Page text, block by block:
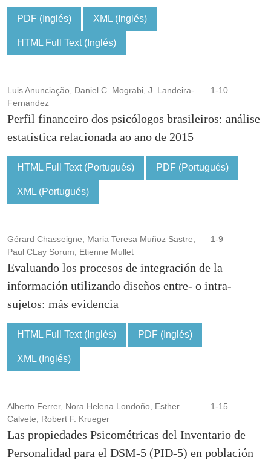
PDF (Inglés) XML (Inglés)
HTML Full Text (Inglés)
Luis Anunciação, Daniel C. Mograbi, J. Landeira-
Fernandez
1-10
Perfil financeiro dos psicólogos brasileiros: análise
estatística relacionada ao ano de 2015
HTML Full Text (Portugués) PDF (Portugués)
XML (Portugués)
Gérard Chasseigne, Maria Teresa Muñoz Sastre,
Paul CLay Sorum, Etienne Mullet
1-9
Evaluando los procesos de integración de la
información utilizando diseños entre- o intra-
sujetos: más evidencia
HTML Full Text (Inglés) PDF (Inglés)
XML (Inglés)
Alberto Ferrer, Nora Helena Londoño, Esther
Calvete, Robert F. Krueger
1-15
Las propiedades Psicométricas del Inventario de
Personalidad para el DSM-5 (PID-5) en población